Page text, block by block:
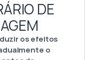
DE
os efeitos
o